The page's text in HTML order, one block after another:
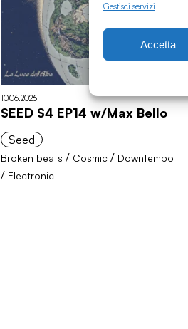
Gestisci servizi
Accetta
10.06.2026
SEED S4 EP14 w/Max Bello
Seed
Broken beats / Cosmic / Downtempo
/ Electronic